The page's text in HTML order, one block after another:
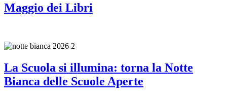
Maggio dei Libri
La Scuola si illumina: torna la Notte
Bianca delle Scuole Aperte